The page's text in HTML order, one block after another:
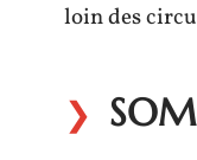
loin des